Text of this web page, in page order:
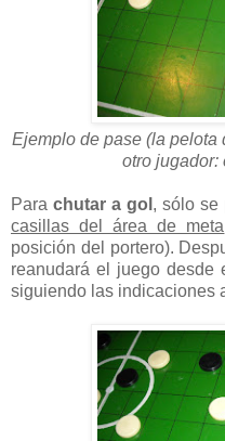
Ejemplo de pase (la pelota
otro jugador:
Para chutar a gol , sólo se
casillas del área de meta
posición del portero).
reanudará el juego desde
siguiendo las indicaciones